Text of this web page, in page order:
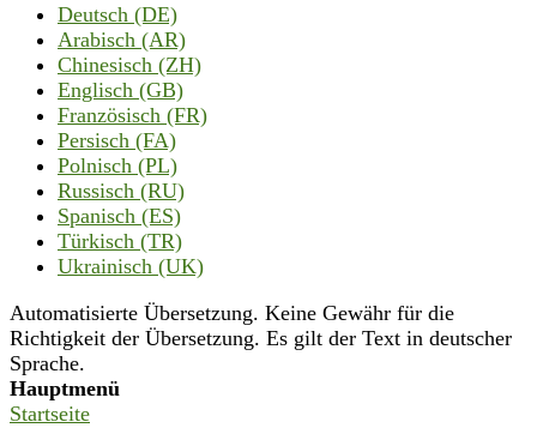
Deutsch (DE)
Arabisch (AR)
Chinesisch (ZH)
Englisch (GB)
Französisch (FR)
Persisch (FA)
Polnisch (PL)
Russisch (RU)
Spanisch (ES)
Türkisch (TR)
Ukrainisch (UK)
Automatisierte Übersetzung. Keine Gewähr für die
Richtigkeit der Übersetzung. Es gilt der Text in deutscher
Sprache.
Hauptmenü
Startseite